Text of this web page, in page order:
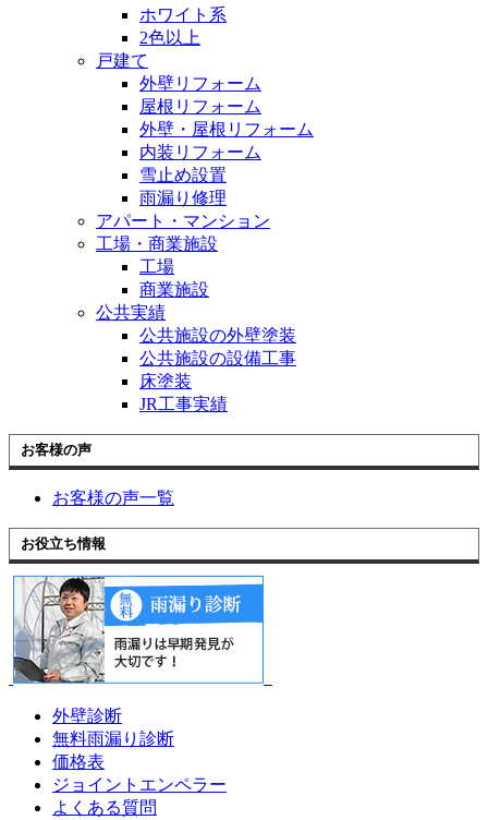
ホワイト系
2色以上
戸建て
外壁リフォーム
屋根リフォーム
外壁・屋根リフォーム
内装リフォーム
雪止め設置
雨漏り修理
アパート・マンション
工場・商業施設
工場
商業施設
公共実績
公共施設の外壁塗装
公共施設の設備工事
床塗装
JR工事実績
お客様の声
お客様の声一覧
お役立ち情報
外壁診断
無料雨漏り診断
価格表
ジョイントエンペラー
よくある質問